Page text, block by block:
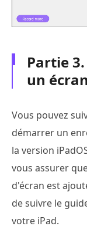
Partie
un
Vous pouvez
démarrer un
la version
vous assurer
d'écran est
de suivre le
votre iPad.